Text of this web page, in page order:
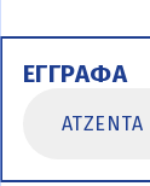
ΕΓΓΡΑΦΑ
ΑΤΖΕΝΤΑ